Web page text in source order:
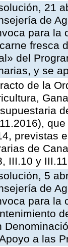
21
de
para la
fresca
del
y se
de la
previstas
de
III.10 y
5
de
para la
a las